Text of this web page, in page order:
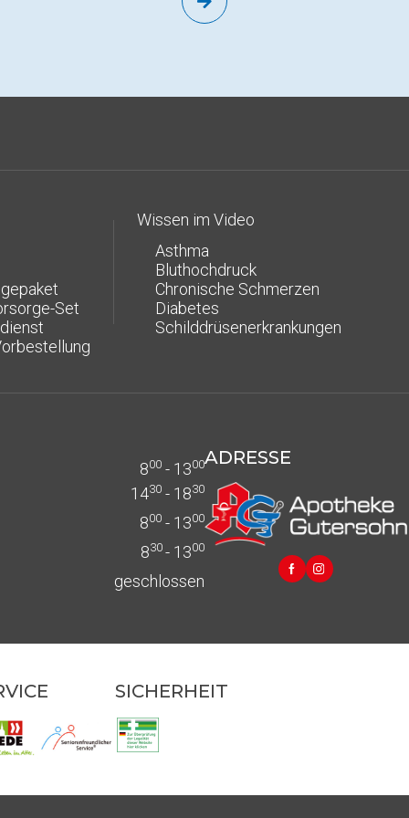
Set
Wissen im Video
Asthma
Bluthochdruck
Chronische Schmerzen
Diabetes
Schilddrüsenerkrankungen
800 - 1300
1430 - 1830
800 - 1300
830- 1300
geschlossen
ADRESSE
SICHERHEIT